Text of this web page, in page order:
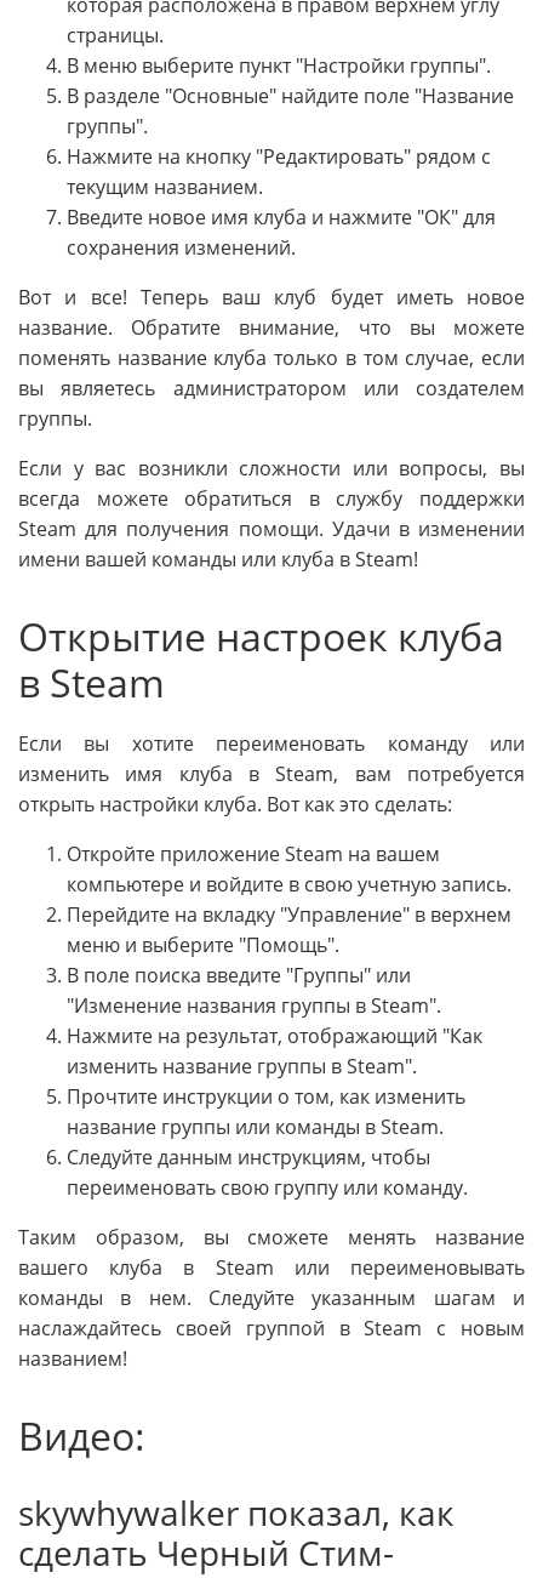
страницы.
В меню выберите пункт "Настройки группы".
В разделе "Основные" найдите поле "Название
группы".
Нажмите на кнопку "Редактировать" рядом с
текущим названием.
Введите новое имя клуба и нажмите "ОК" для
сохранения изменений.
Вот и все! Теперь ваш клуб будет иметь новое
название. Обратите внимание, что вы можете
поменять название клуба только в том случае, если
вы являетесь администратором или создателем
группы.
Если у вас возникли сложности или вопросы, вы
всегда можете обратиться в службу поддержки
Steam для получения помощи. Удачи в изменении
имени вашей команды или клуба в Steam!
Открытие настроек клуба
в Steam
Если вы хотите переименовать команду или
изменить имя клуба в Steam, вам потребуется
открыть настройки клуба. Вот как это сделать:
Откройте приложение Steam на вашем
компьютере и войдите в свою учетную запись.
Перейдите на вкладку "Управление" в верхнем
меню и выберите "Помощь".
В поле поиска введите "Группы" или
"Изменение названия группы в Steam".
Нажмите на результат, отображающий "Как
изменить название группы в Steam".
Прочтите инструкции о том, как изменить
название группы или команды в Steam.
Следуйте данным инструкциям, чтобы
переименовать свою группу или команду.
Таким образом, вы сможете менять название
вашего клуба в Steam или переименовывать
команды в нем. Следуйте указанным шагам и
наслаждайтесь своей группой в Steam с новым
названием!
Видео:
skywhywalker показал, как
сделать Черный Стим-